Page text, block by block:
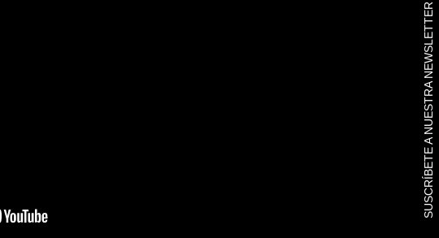
SUSCRÍBETE A NUESTRA NEWSLETTER